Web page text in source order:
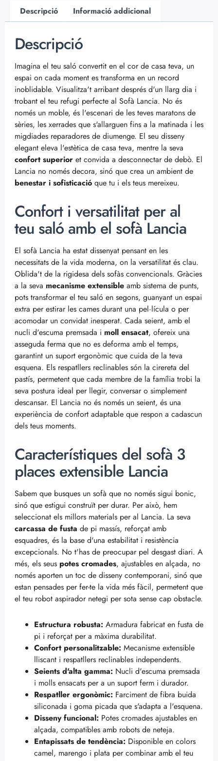
Descripció Informació addicional
Descripció
Imagina el teu saló convertit en el cor de casa teva, un
espai on cada moment es transforma en un record
inoblidable. Visualitza't arribant després d'un llarg dia i
trobant el teu refugi perfecte al Sofà Lancia. No és
només un moble, és l'escenari de les teves maratons de
sèries, les xerrades que s'allarguen fins a la matinada i les
migdiades reparadores de diumenge. El seu disseny
elegant eleva l'estètica de casa teva, mentre la seva
confort superior et convida a desconnectar de debò. El
Lancia no només decora, sinó que crea un ambient de
benestar i sofisticació que tu i els teus mereixeu.
Confort i versatilitat per al
teu saló amb el sofà Lancia
El sofà Lancia ha estat dissenyat pensant en les
necessitats de la vida moderna, on la versatilitat és clau.
Oblida't de la rigidesa dels sofàs convencionals. Gràcies
a la seva mecanisme extensible amb sistema de punts,
pots transformar el teu saló en segons, guanyant un espai
extra per estirar les cames durant una pel·lícula o per
acomodar un convidat inesperat. Cada seient, amb el
nucli d'escuma premsada i moll ensacat, ofereix una
asseguda ferma que no es deforma amb el temps,
garantint un suport ergonòmic que cuida de la teva
esquena. Els respatllers reclinables són la cirereta del
pastís, permetent que cada membre de la família trobi la
seva postura ideal per llegir, conversar o simplement
descansar. El Lancia no és només un seient, és una
experiència de confort adaptable que respon a cadascun
dels teus moments.
Característiques del sofà 3
places extensible Lancia
Sabem que busques un sofà que no només sigui bonic,
sinó que estigui construït per durar. Per això, hem
seleccionat els millors materials per al Lancia. La seva
carcassa de fusta de pi massís, reforçat amb
esquadres, és la base d'una estabilitat i resistència
excepcionals. No t'has de preocupar pel desgast diari. A
més, els seus potes cromades, ajustables en alçada, no
només aporten un toc de disseny contemporani, sinó que
estan pensades per fer-te la vida més fàcil, permetent que
el teu robot aspirador netegi per sota sense cap obstacle.
Estructura robusta: Armadura fabricat en fusta de
pi i reforçat per a màxima durabilitat.
Confort personalitzable: Mecanisme extensible
lliscant i respatllers reclinables independents.
Seients d'alta gamma: Nucli d'escuma premsada
i molls ensacats per a un suport ferm i durador.
Respatller ergonòmic: Farciment de fibra buida
siliconada i goma picada que s'adapta a l'esquena.
Disseny funcional: Potes cromades ajustables en
alçada, compatibles amb robots de neteja.
Entapissats de tendència: Disponible en colors
camel, marengo i plata per combinar amb el teu